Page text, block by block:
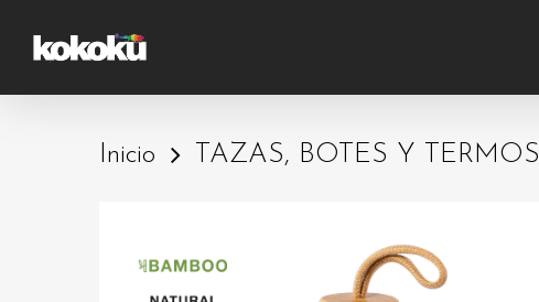
Inicio TAZAS, BOTES Y TERMOS